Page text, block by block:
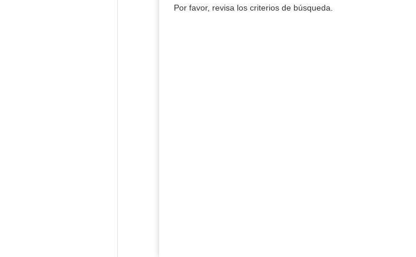
Por favor, revisa los criterios de búsqueda.